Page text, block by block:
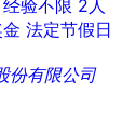
经验不限 2人
法定节假日
份有限公司